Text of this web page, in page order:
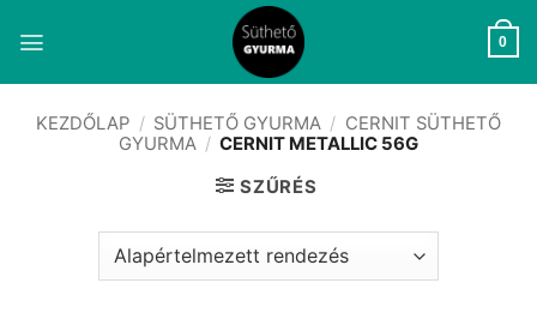
0
KEZDŐLAP / SÜTHETŐ GYURMA / CERNIT SÜTHETŐ
GYURMA / CERNIT METALLIC 56G
SZŰRÉS